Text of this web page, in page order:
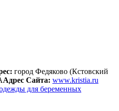
город Федяково (Кстовский
Адрес Сайта: www.kristia.ru
для беременных